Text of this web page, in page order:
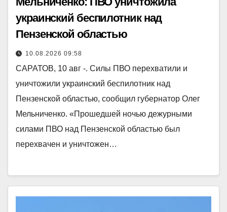
украинский беспилотник над
Пензенской областью
10.08.2026 09:58
САРАТОВ, 10 авг -. Силы ПВО перехватили и
уничтожили украинский беспилотник над
Пензенской областью, сообщил губернатор Олег
Мельниченко. «Прошедшей ночью дежурными
силами ПВО над Пензенской областью был
перехвачен и уничтожен…